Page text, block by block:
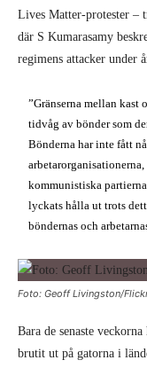
Lives Matter-protester –
där S Kumarasamy
regimens attacker under
”Gränserna mellan kast
tidvåg av bönder som
Bönderna har inte fått
kommunistiska
lyckats hålla ut trots
böndernas och
Foto: Geoff Livingston/
Bara de senaste
brutit ut på gatorna i